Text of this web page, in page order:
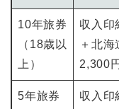
10年旅券
（18歳以
上）
収入印
＋北
2,300円
5年旅券
収入印